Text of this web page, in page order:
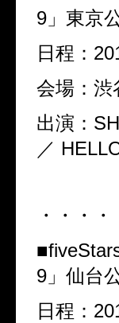
9」東京
日程：
会場：渋
出演：
／
・・・・
9」仙台
日程：